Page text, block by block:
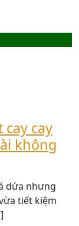
cay
không
dứa nhưng
tiết kiệm